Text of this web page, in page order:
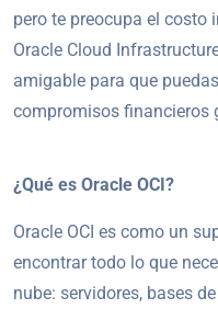
pero te preocupa el costo
Oracle Cloud
amigable para que
compromisos financieros
¿Qué es Oracle OCI?
Oracle OCI es como un
encontrar todo lo que
nube: servidores, bases